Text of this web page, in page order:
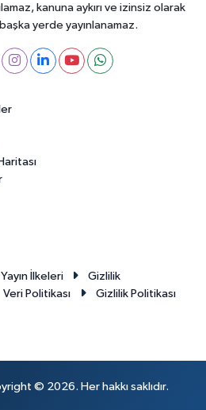
kanuna aykırı ve izinsiz olarak
yerde yayınlanamaz.
Yayın İlkeleri
Gizlilik
Veri Politikası
Gizlilik Politikası
© 2026. Her hakkı saklıdır.